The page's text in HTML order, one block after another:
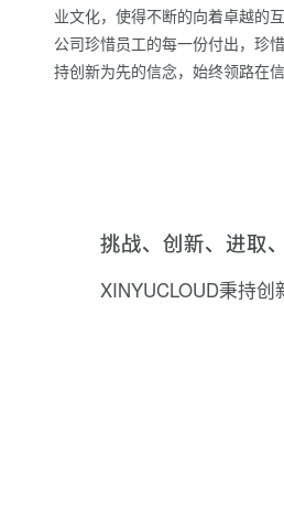
业文化，使得不断的向着卓越的
公司珍惜员工的每一份付出，珍
持创新为先的信念，始终领路在
挑战、创新、进取
XINYUCLOUD秉持